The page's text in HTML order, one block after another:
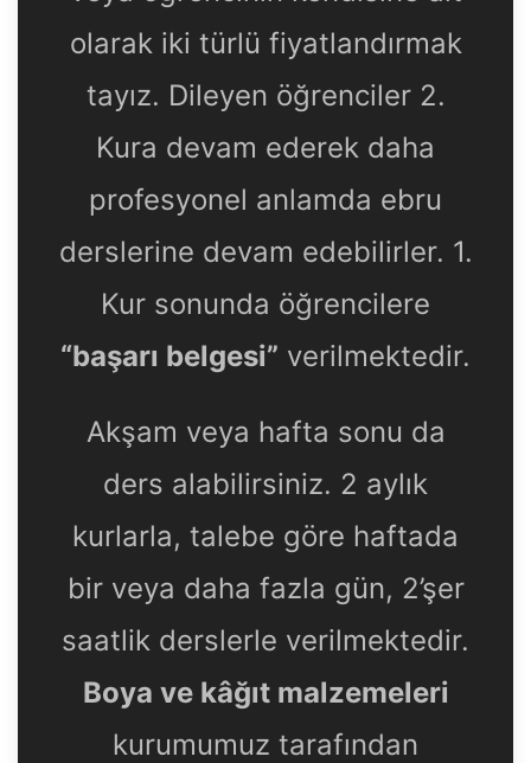
olarak iki türlü fiyatlandırmak
tayız. Dileyen öğrenciler 2.
Kura devam ederek daha
profesyonel anlamda ebru
derslerine devam edebilirler. 1.
Kur sonunda öğrencilere
“başarı belgesi” verilmektedir.
Akşam veya hafta sonu da
ders alabilirsiniz. 2 aylık
kurlarla, talebe göre haftada
bir veya daha fazla gün, 2’şer
saatlik derslerle verilmektedir.
Boya ve kâğıt malzemeleri
kurumumuz tarafından